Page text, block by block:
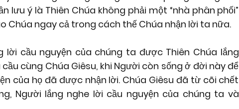
lưu ý là Thiên Chúa không phải một “nhà phân phối”
Chúa ngay cả trong cách thế Chúa nhận lời ta nữa.
cầu nguyện của chúng ta được Thiên Chúa lắng
cùng Chúa Giêsu, khi Người còn sống ở đời này để
của họ đã được nhận lời. Chúa Giêsu đã từ cõi chết
Người lắng nghe lời cầu nguyện của chúng ta và